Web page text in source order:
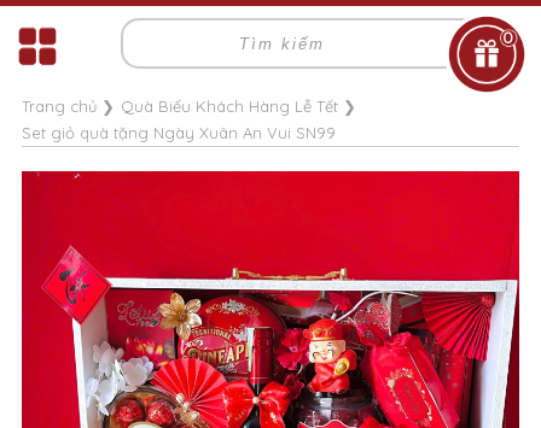
0
Trang chủ❯ Quà Biếu Khách Hàng Lễ Tết❯
Set giỏ quà tặng Ngày Xuân An Vui SN99